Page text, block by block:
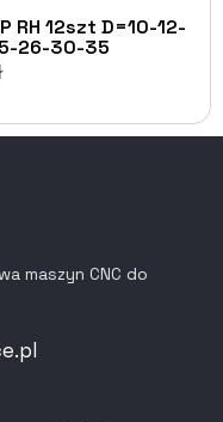
RH 12szt D=10-12-
26-30-35
maszyn CNC do